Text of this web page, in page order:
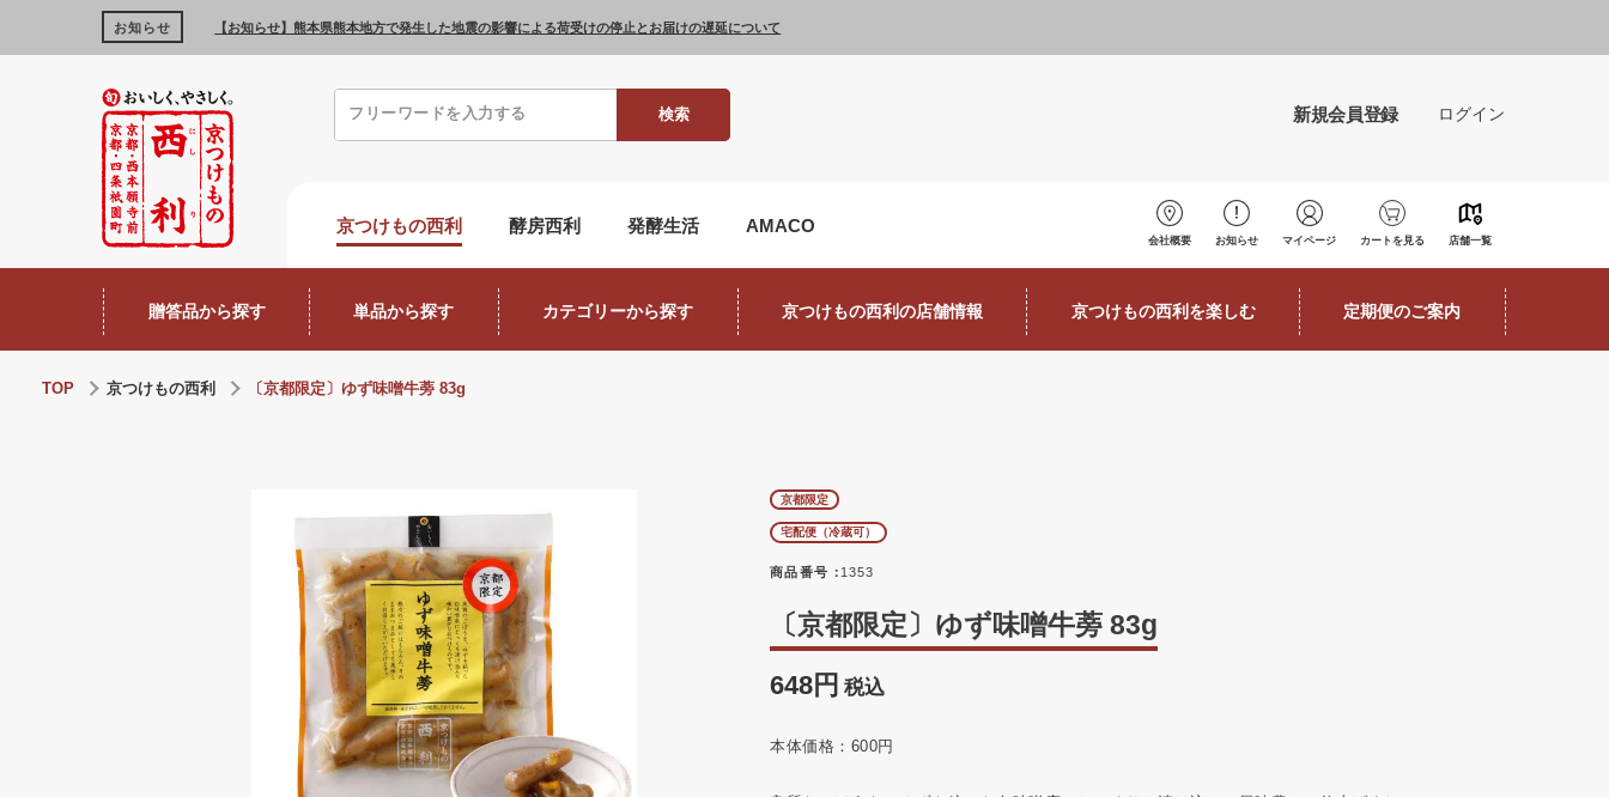
お知らせ 【お知らせ】熊本県熊本地方で発生した地震の影響による荷受けの停止とお届けの遅延について
検索 新規会員登録 ログイン
京つけもの西利 酵房西利 発酵生活 AMACO
会社概要 お知らせ マイページ カートを見る 店舗一覧
贈答品から探す 単品から探す カテゴリーから探す 京つけもの西利の店舗情報 京つけもの西利を楽しむ 定期便のご案内
TOP 京つけもの西利 〔京都限定〕ゆず味噌牛蒡 83g
京都限定
宅配便（冷蔵可）
商品番号 1353
〔京都限定〕ゆず味噌牛蒡 83g
648 税込
本体価格：600円